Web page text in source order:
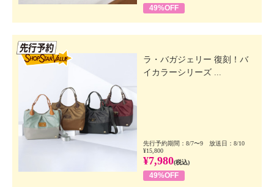
49%OFF
ラ・バガジェリー 復刻！バ
イカラーシリーズ ...
先行予約期間：8/7〜9 放送日：8/10
¥15,800
¥7,980(税込)
49%OFF